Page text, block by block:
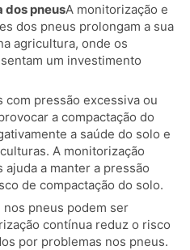
dos pneusA monitorização e
dos pneus prolongam a sua
agricultura, onde os
um investimento
com pressão excessiva ou
a compactação do
a saúde do solo e
A monitorização
ajuda a manter a pressão
de compactação do solo.
nos pneus podem ser
contínua reduz o risco
​​por problemas nos pneus.